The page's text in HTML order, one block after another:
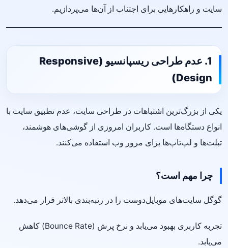
سایت و راهکارهایی برای اجتناب از آن‌ها می‌پردازیم.
1. عدم طراحی ریسپانسیو (Responsive
Design)
یکی از بزرگ‌ترین اشتباهات در طراحی سایت، عدم تطبیق سایت با
انواع دستگاه‌ها است. کاربران امروزی از گوشی‌های هوشمند،
تبلت‌ها و لپ‌تاپ‌ها برای مرور وب استفاده می‌کنند.
چرا مهم است؟
گوگل سایت‌های موبایل‌دوست را در رتبه‌بندی بالاتر قرار می‌دهد.
تجربه کاربری بهبود می‌یابد و نرخ پرش (Bounce Rate) کاهش
می‌یابد.